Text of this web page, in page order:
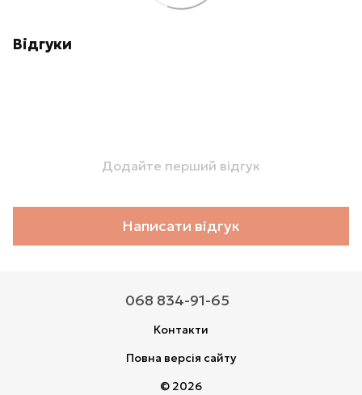
Відгуки
Додайте перший відгук
Написати відгук
068 834-91-65
Контакти
Повна версія сайту
© 2026